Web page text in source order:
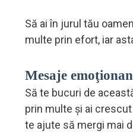
Să ai în jurul tău
multe prin efort, iar
Mesaje
Să te bucuri de
prin multe şi ai
te ajute să mergi mai